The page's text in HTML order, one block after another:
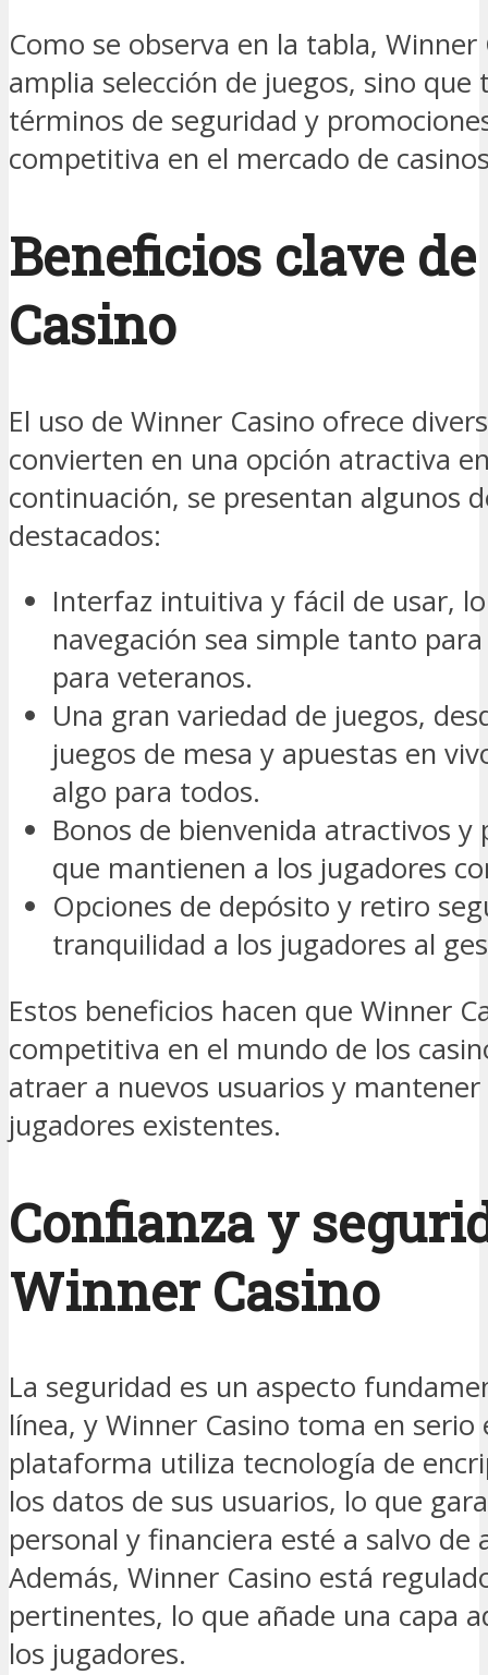
Como se observa en la tabla,
amplia selección de juegos, sino
términos de seguridad y
competitiva en el mercado de
Beneficios clave
Casino
El uso de Winner Casino ofrece
convierten en una opción atractiva
continuación, se presentan algunos
destacados:
Interfaz intuitiva y fácil de usar,
navegación sea simple tanto
para veteranos.
Una gran variedad de juegos,
juegos de mesa y apuestas en
algo para todos.
Bonos de bienvenida atractivos
que mantienen a los jugadores
Opciones de depósito y retiro
tranquilidad a los jugadores al
Estos beneficios hacen que Winner
competitiva en el mundo de los
atraer a nuevos usuarios y
jugadores existentes.
Confianza y
Winner Casino
La seguridad es un aspecto
línea, y Winner Casino toma en
plataforma utiliza tecnología de
los datos de sus usuarios, lo que
personal y financiera esté a salvo de
Además, Winner Casino está
pertinentes, lo que añade una capa
los jugadores.